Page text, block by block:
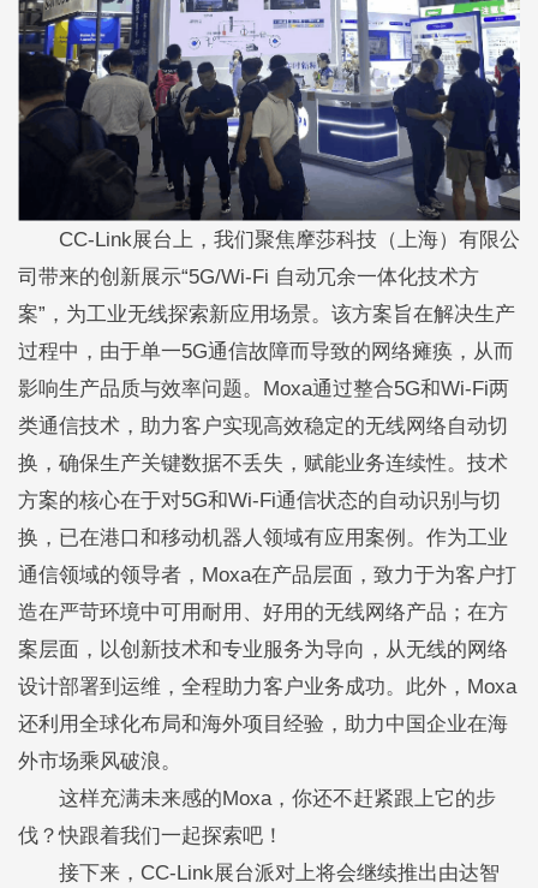
CC-Link展台上，我们聚焦摩莎科技（上海）有限公
司带来的创新展示“5G/Wi-Fi 自动冗余一体化技术方
案”，为工业无线探索新应用场景。该方案旨在解决生产
过程中，由于单一5G通信故障而导致的网络瘫痪，从而
影响生产品质与效率问题。Moxa通过整合5G和Wi-Fi两
类通信技术，助力客户实现高效稳定的无线网络自动切
换，确保生产关键数据不丢失，赋能业务连续性。技术
方案的核心在于对5G和Wi-Fi通信状态的自动识别与切
换，已在港口和移动机器人领域有应用案例。作为工业
通信领域的领导者，Moxa在产品层面，致力于为客户打
造在严苛环境中可用耐用、好用的无线网络产品；在方
案层面，以创新技术和专业服务为导向，从无线的网络
设计部署到运维，全程助力客户业务成功。此外，Moxa
还利用全球化布局和海外项目经验，助力中国企业在海
外市场乘风破浪。
这样充满未来感的Moxa，你还不赶紧跟上它的步
伐？快跟着我们一起探索吧！
接下来，CC-Link展台派对上将会继续推出由达智